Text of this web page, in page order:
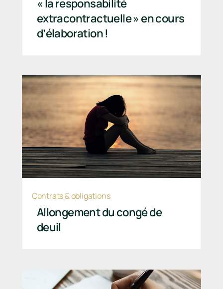
« la responsabilité
extracontractuelle » en cours
d’élaboration !
Allongement du congé de
deuil
Contrats & obligations